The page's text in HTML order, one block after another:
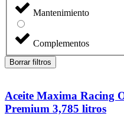
Mantenimiento
Complementos
Borrar filtros
Aceite Maxima Racing
Premium 3,785 litros